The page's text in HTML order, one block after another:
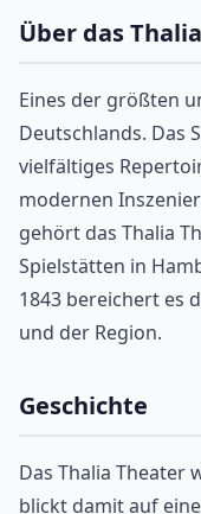
Über das
Eines der größten
Deutschlands. Das
vielfältiges
modernen
gehört das Thalia
Spielstätten in
1843 bereichert es
und der Region.
Geschichte
Das Thalia Theater
blickt damit auf